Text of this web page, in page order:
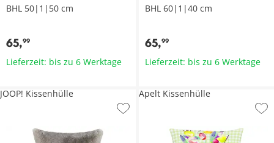
BHL 50|1|50 cm
65,99
Lieferzeit: bis zu 6 Werktage
BHL 60|1|40 cm
65,99
Lieferzeit: bis zu 6 Werktage
JOOP! Kissenhülle Apelt Kissenhülle